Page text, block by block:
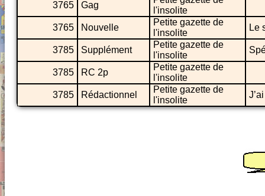
3765
Gag
l'insolite
3765
Nouvelle
Petite gazette de
l'insolite
Le
3785 Supplément
Petite gazette de
l'insolite
3785 RC 2p
Petite gazette de
l'insolite
3785
Rédactionnel
Petite gazette de
l'insolite